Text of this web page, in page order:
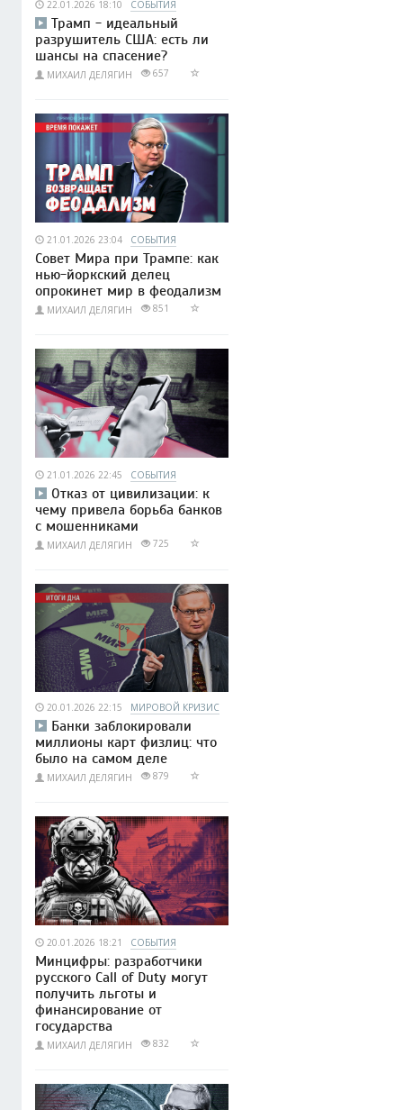
22.01.2026 18:10 СОБЫТИЯ
Трамп - идеальный
разрушитель США: есть ли
шансы на спасение?
МИХАИЛ ДЕЛЯГИН 657
21.01.2026 23:04 СОБЫТИЯ
Совет Мира при Трампе: как
нью-йоркский делец
опрокинет мир в феодализм
МИХАИЛ ДЕЛЯГИН 851
21.01.2026 22:45 СОБЫТИЯ
Отказ от цивилизации: к
чему привела борьба банков
с мошенниками
МИХАИЛ ДЕЛЯГИН 725
20.01.2026 22:15 МИРОВОЙ КРИЗИС
Банки заблокировали
миллионы карт физлиц: что
было на самом деле
МИХАИЛ ДЕЛЯГИН 879
20.01.2026 18:21 СОБЫТИЯ
Минцифры: разработчики
русского Call of Duty могут
получить льготы и
финансирование от
государства
МИХАИЛ ДЕЛЯГИН 832